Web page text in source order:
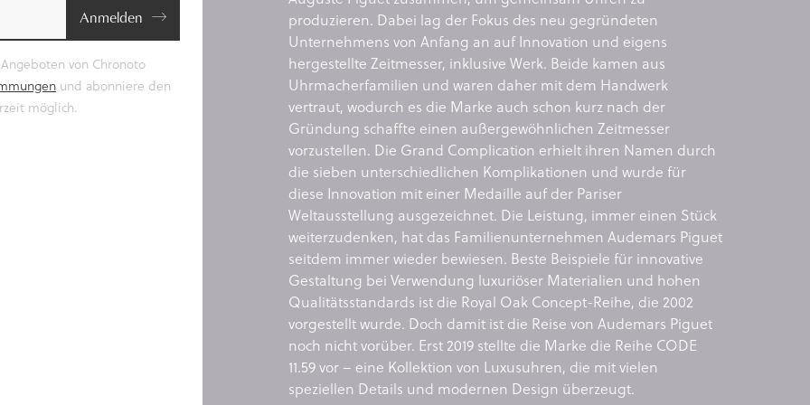
produzieren. Dabei lag der Fokus des neu gegründeten
Unternehmens von Anfang an auf Innovation und eigens
hergestellte Zeitmesser, inklusive Werk. Beide kamen aus
Uhrmacherfamilien und waren daher mit dem Handwerk
vertraut, wodurch es die Marke auch schon kurz nach der
Gründung schaffte einen außergewöhnlichen Zeitmesser
vorzustellen. Die Grand Complication erhielt ihren Namen durch
die sieben unterschiedlichen Komplikationen und wurde für
diese Innovation mit einer Medaille auf der Pariser
Weltausstellung ausgezeichnet. Die Leistung, immer einen Stück
weiterzudenken, hat das Familienunternehmen Audemars Piguet
seitdem immer wieder bewiesen. Beste Beispiele für innovative
Gestaltung bei Verwendung luxuriöser Materialien und hohen
Qualitätsstandards ist die Royal Oak Concept-Reihe, die 2002
vorgestellt wurde. Doch damit ist die Reise von Audemars Piguet
noch nicht vorüber. Erst 2019 stellte die Marke die Reihe CODE
11.59 vor – eine Kollektion von Luxusuhren, die mit vielen
speziellen Details und modernen Design überzeugt.
Anmelden
von Chronoto
und abonniere den
möglich.